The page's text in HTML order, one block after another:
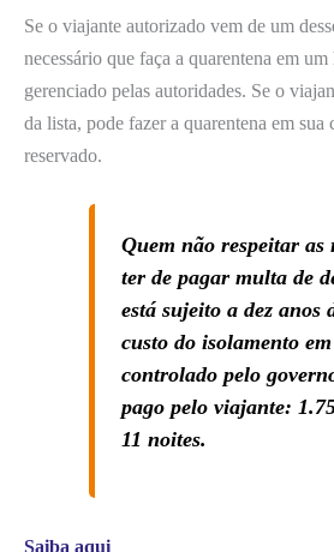
Se o viajante autorizado vem de um
necessário que faça a quarentena em
gerenciado pelas autoridades. Se o
da lista, pode fazer a quarentena em sua
reservado.
Quem não respeitar as
ter de pagar multa de
está sujeito a dez anos
custo do isolamento
controlado pelo
pago pelo viajante:
11 noites.
Saiba aqui